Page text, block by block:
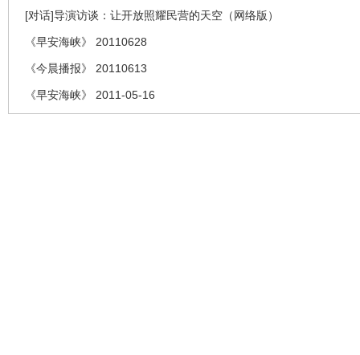
[对话]导演访谈：让开放照耀民营的天空（网络版）
《早安海峡》 20110628
《今晨播报》 20110613
《早安海峡》 2011-05-16